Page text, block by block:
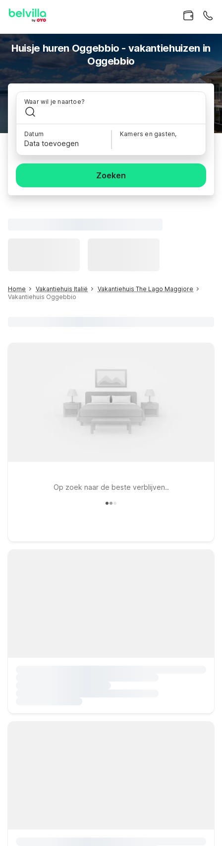
Huisje huren Oggebbio - vakantiehuizen in
Oggebbio
Waar wil je naartoe?
Datum
Data toevoegen
Kamers en gasten,
Zoeken
Home Vakantiehuis Italië
Vakantiehuis The Lago Maggiore
Vakantiehuis Oggebbio
Op zoek naar de beste verblijven..